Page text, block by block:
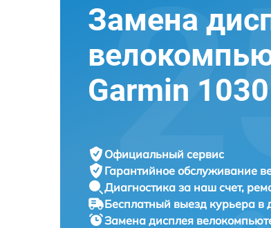
Замена
Garmin 1030
Официальный сервис
Гарантийное обслуживание
Диагностика за наш счет,
Бесплатный выезд курьера в
Замена дисплея